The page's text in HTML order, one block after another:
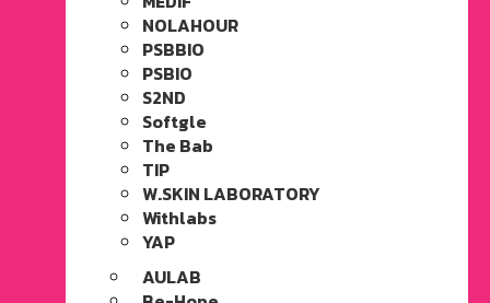
NOLAHOUR
PSBBIO
PSBIO
S2ND
Softgle
The Bab
TIP
W.SKIN LABORATORY
Withlabs
YAP
AULAB